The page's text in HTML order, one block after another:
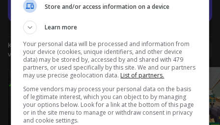
Cihazı döndürün
Oyun sadece cihaz yatay duruma
getirildiğinde çalışır
Oyna
Kullanıcı adı ile giriş yapmanız, oyunda ulaştığınız düzeyi
ve tüm başarılarınızı kaydetmenizi sağlar
Giriş yap
Store and/or access information on a device
Learn more
Your personal data will be processed and information from
your device (cookies, unique identifiers, and other device
data) may be stored by, accessed by and shared with 479
partners, or used specifically by this site. We and our partners
may use precise geolocation data. List of partners.
Some vendors may process your personal data on the basis
of legitimate interest, which you can object to by managing
your options below. Look for a link at the bottom of this page
or in the site menu to manage or withdraw consent in privacy
and cookie settings.